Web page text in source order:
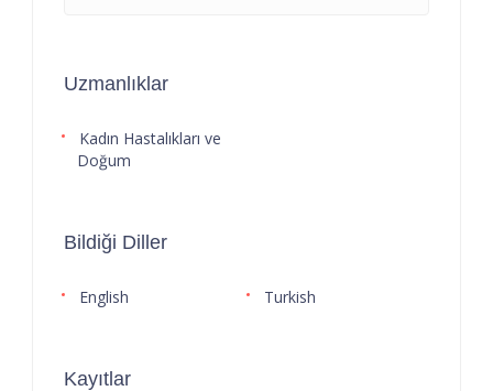
Uzmanlıklar
Kadın Hastalıkları ve
Doğum
Bildiği Diller
English Turkish
Kayıtlar